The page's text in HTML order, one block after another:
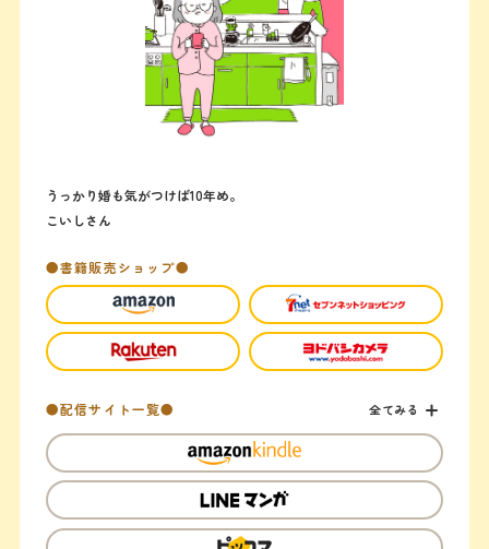
うっかり婚も気がつけば10年め。
こいしさん
●書籍販売ショップ●
●配信サイト一覧● 全てみる